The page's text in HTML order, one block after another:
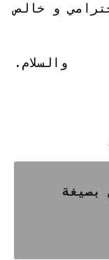
و خالص
والسلام.
بصيغة